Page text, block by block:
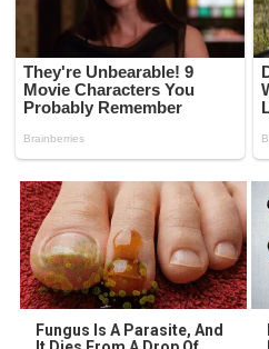
Fungus Is A Parasite, And